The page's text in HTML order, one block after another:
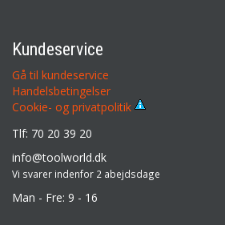
Kundeservice
Gå til kundeservice
Handelsbetingelser
Cookie- og privatpolitik
Tlf: 70 20 39 20
info@toolworld.dk
Vi svarer indenfor 2 abejdsdage
Man - Fre: 9 - 16